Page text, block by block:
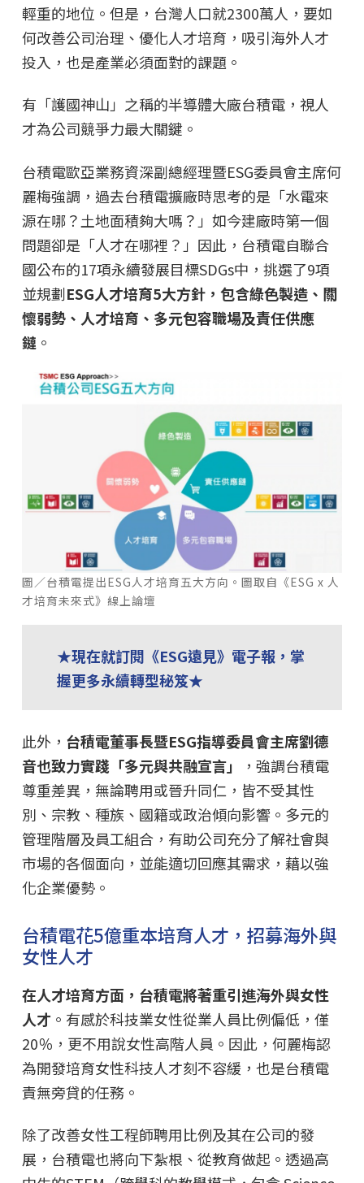
輕重的地位。但是，台灣人口就2300萬人，要如
何改善公司治理、優化人才培育，吸引海外人才
投入，也是產業必須面對的課題。
有「護國神山」之稱的半導體大廠台積電，視人
才為公司競爭力最大關鍵。
台積電歐亞業務資深副總經理暨ESG委員會主席何
麗梅強調，過去台積電擴廠時思考的是「水電來
源在哪？土地面積夠大嗎？」如今建廠時第一個
問題卻是「人才在哪裡？」因此，台積電自聯合
國公布的17項永續發展目標SDGs中，挑選了9項
並規劃ESG人才培育5大方針，包含綠色製造、關
懷弱勢、人才培育、多元包容職場及責任供應
鏈 。
圖／台積電提出ESG人才培育五大方向。圖取自《ESG x 人
才培育未來式》線上論壇
★現在就訂閱《ESG遠見》電子報，掌
握更多永續轉型秘笈★
此外， 台積電董事長暨ESG指導委員會主席劉德
音也致力實踐「多元與共融宣言」
，強調台積電
尊重差異，無論聘用或晉升同仁，皆不受其性
別、宗教、種族、國籍或政治傾向影響。多元的
管理階層及員工組合，有助公司充分了解社會與
市場的各個面向，並能適切回應其需求，藉以強
化企業優勢。
台積電花5億重本培育人才，招募海外與
女性人才
在人才培育方面，台積電將著重引進海外與女性
人才 。有感於科技業女性從業人員比例偏低，僅
20％，更不用說女性高階人員。因此，何麗梅認
為開發培育女性科技人才刻不容緩，也是台積電
責無旁貸的任務。
除了改善女性工程師聘用比例及其在公司的發
展，台積電也將向下紮根、從教育做起。透過高